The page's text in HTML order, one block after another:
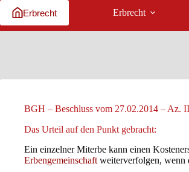
Erbrecht Erbrecht
BGH – Beschluss vom 27.02.2014 – Az.
Das Urteil auf den Punkt gebracht:
Ein einzelner Miterbe kann einen
Erbengemeinschaft weiterverfolgen, wenn